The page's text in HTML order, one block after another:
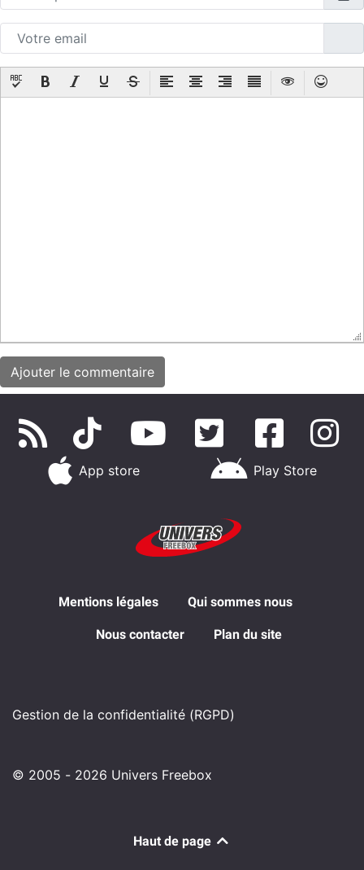
App store Play Store
Mentions légales Qui sommes nous
Nous contacter Plan du site
Gestion de la confidentialité (RGPD)
© 2005 - 2026 Univers Freebox
Haut de page